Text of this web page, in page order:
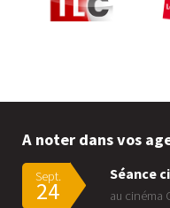
A noter dans vos
Sept.
24
Séance
au cinéma